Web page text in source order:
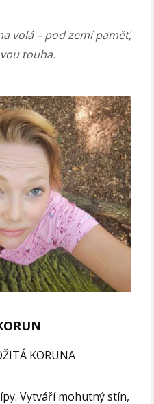
volá – pod zemí paměť,
touha.
KORUNA
Vytváří mohutný stín,